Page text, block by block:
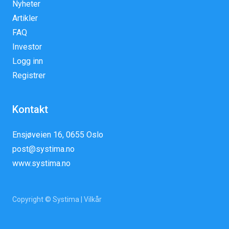
Nyheter
Artikler
FAQ
Investor
Logg inn
Registrer
Kontakt
Ensjøveien 16, 0655 Oslo
post@systima.no
www.systima.no
Copyright © Systima | Vilkår